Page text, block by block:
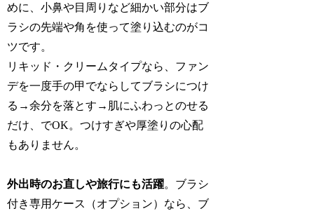
めに、小鼻や目周りなど細かい部分はブ
ラシの先端や角を使って塗り込むのがコ
ツです。
リキッド・クリームタイプなら、ファン
デを一度手の甲でならしてブラシにつけ
る→余分を落とす→肌にふわっとのせる
だけ、でOK。つけすぎや厚塗りの心配
もありません。
外出時のお直しや旅行にも活躍。ブラシ
付き専用ケース（オプション）なら、ブ